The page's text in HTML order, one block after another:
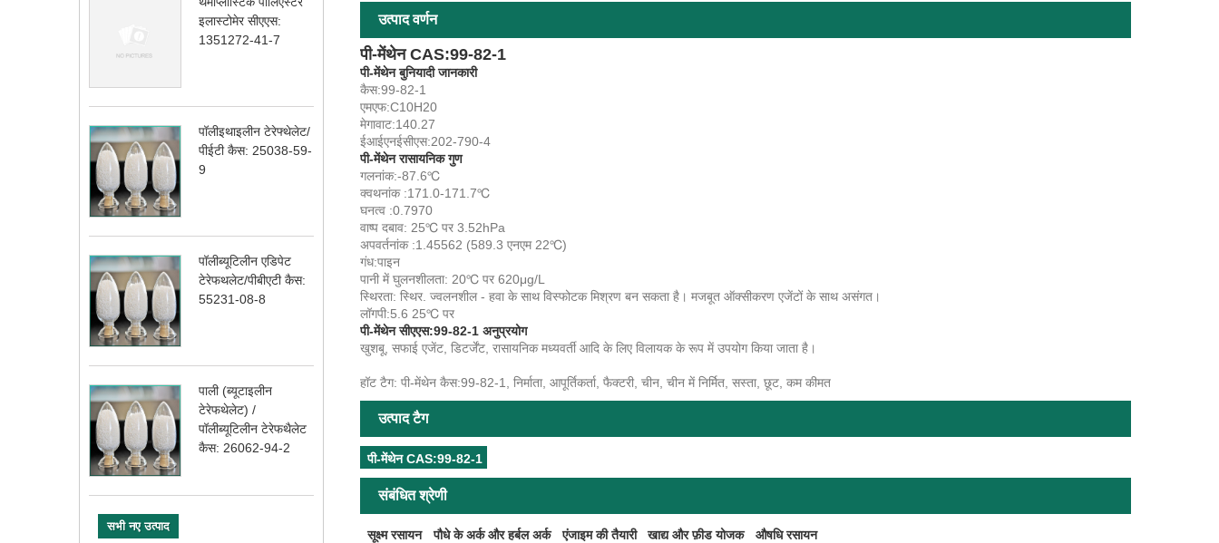
इलास्टोमेर सीएएस:
1351272-41-7
पॉलीइथाइलीन टेरेफ्थेलेट/
पीईटी कैस: 25038-59-
9
पॉलीब्यूटिलीन एडिपेट
टेरेफथलेट/पीबीएटी कैस:
55231-08-8
पाली (ब्यूटाइलीन
टेरेफथेलेट) /
पॉलीब्यूटिलीन टेरेफथैलेट
कैस: 26062-94-2
सभी नए उत्पाद
उत्पाद वर्णन
पी-मेंथेन CAS:99-82-1
पी-मेंथेन बुनियादी जानकारी
कैस:99-82-1
एमएफ:C10H20
मेगावाट:140.27
ईआईएनईसीएस:202-790-4
पी-मेंथेन रासायनिक गुण
गलनांक:-87.6℃
क्वथनांक :171.0-171.7℃
घनत्व :0.7970
वाष्प दबाव: 25℃ पर 3.52hPa
अपवर्तनांक :1.45562 (589.3 एनएम 22℃)
गंध:पाइन
पानी में घुलनशीलता: 20℃ पर 620μg/L
स्थिरता: स्थिर. ज्वलनशील - हवा के साथ विस्फोटक मिश्रण बन सकता है। मजबूत ऑक्सीकरण एजेंटों के साथ असंगत।
लॉगपी:5.6 25℃ पर
पी-मेंथेन सीएएस:99-82-1 अनुप्रयोग
खुशबू, सफाई एजेंट, डिटर्जेंट, रासायनिक मध्यवर्ती आदि के लिए विलायक के रूप में उपयोग किया जाता है।
हॉट टैग: पी-मेंथेन कैस:99-82-1, निर्माता, आपूर्तिकर्ता, फैक्टरी, चीन, चीन में निर्मित, सस्ता, छूट, कम कीमत
उत्पाद टैग
पी-मेंथेन CAS:99-82-1
संबंधित श्रेणी
सूक्ष्म रसायन पौधे के अर्क और हर्बल अर्क एंजाइम की तैयारी खाद्य और फ़ीड योजक औषधि रसायन